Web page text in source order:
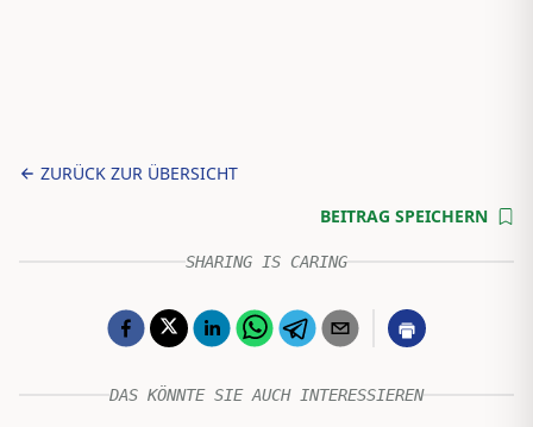
ZURÜCK ZUR ÜBERSICHT
BEITRAG SPEICHERN
SHARING IS CARING
DAS KÖNNTE SIE AUCH INTERESSIEREN